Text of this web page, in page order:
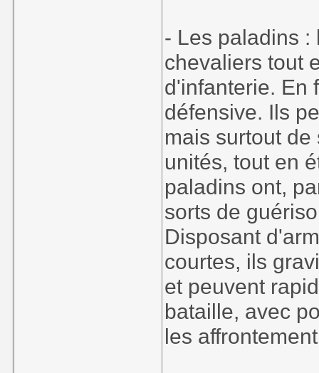
- Les paladins
chevaliers tout
d'infanterie. En
défensive. Ils
mais surtout
unités, tout en
paladins ont,
sorts de
Disposant
courtes, ils
et peuvent
bataille, avec
les